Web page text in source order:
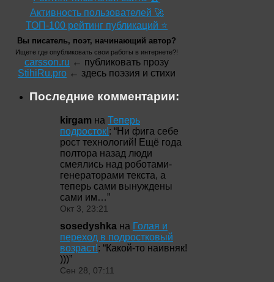
Активность пользователей 🚀
ТОП-100 рейтинг публикаций ⭐
Вы писатель, поэт, начинающий автор?
Ищете где опубликовать свои работы в интернете?!
carsson.ru ← публиковать прозу
StihiRu.pro ← здесь поэзия и стихи
Последние комментарии:
kirgam на Теперь
подросток!: “Ни фига себе
рост технологий! Ещё года
полтора назад люди
смеялись над роботами-
генераторами текста, а
теперь сами вынуждены
сами им…”
Окт 3, 23:21
sosedyshka на Голая и
переход в подростковый
возраст!: “Какой-то наивняк!
)))”
Сен 28, 07:11